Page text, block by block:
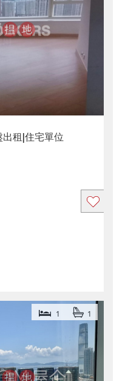
租|住宅單位
1 1